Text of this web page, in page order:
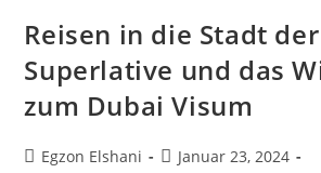
Reisen in die Stadt der
Superlative und das
zum Dubai Visum
Egzon Elshani
Januar 23, 2024